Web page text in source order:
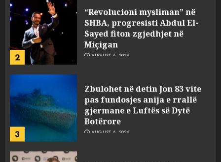
Sayed fiton zgjedhjet në
Miçigan
AUGUST 6, 2026
gjermane e Luftës së Dytë
Botërore
AUGUST 6, 2026